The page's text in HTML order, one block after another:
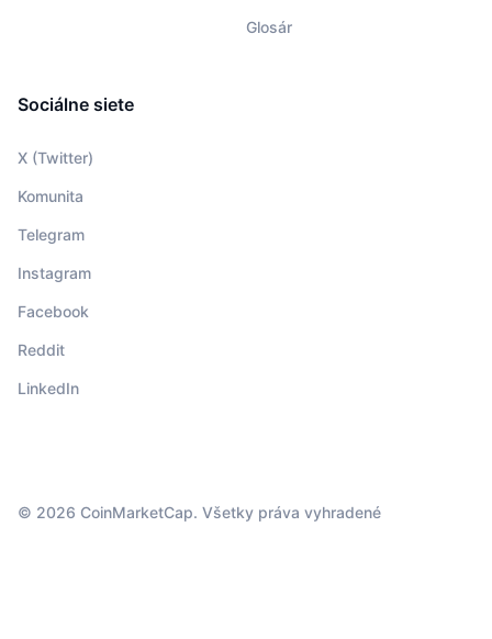
Glosár
Sociálne siete
X (Twitter)
Komunita
Telegram
Instagram
Facebook
Reddit
LinkedIn
© 2026 CoinMarketCap. Všetky práva vyhradené